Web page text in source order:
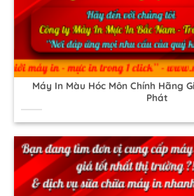
Máy In Màu Hóc Môn Chính Hãng
Phát